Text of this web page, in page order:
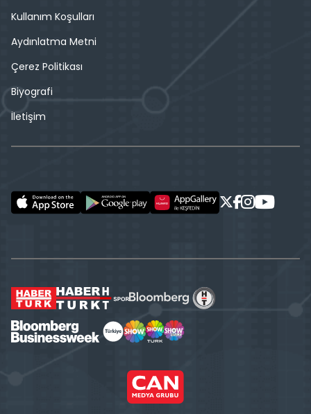
Kullanım Koşulları
Aydınlatma Metni
Çerez Politikası
Biyografi
İletişim